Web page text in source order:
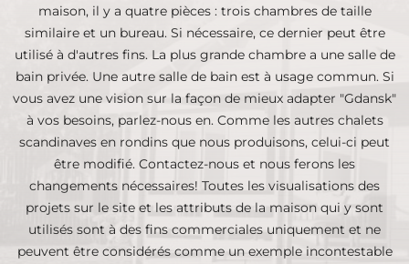
maison, il y a quatre pièces : trois chambres de taille
similaire et un bureau. Si nécessaire, ce dernier peut être
utilisé à d'autres fins. La plus grande chambre a une salle de
bain privée. Une autre salle de bain est à usage commun. Si
vous avez une vision sur la façon de mieux adapter "Gdansk"
à vos besoins, parlez-nous en. Comme les autres chalets
scandinaves en rondins que nous produisons, celui-ci peut
être modifié. Contactez-nous et nous ferons les
changements nécessaires! Toutes les visualisations des
projets sur le site et les attributs de la maison qui y sont
utilisés sont à des fins commerciales uniquement et ne
peuvent être considérés comme un exemple incontestable